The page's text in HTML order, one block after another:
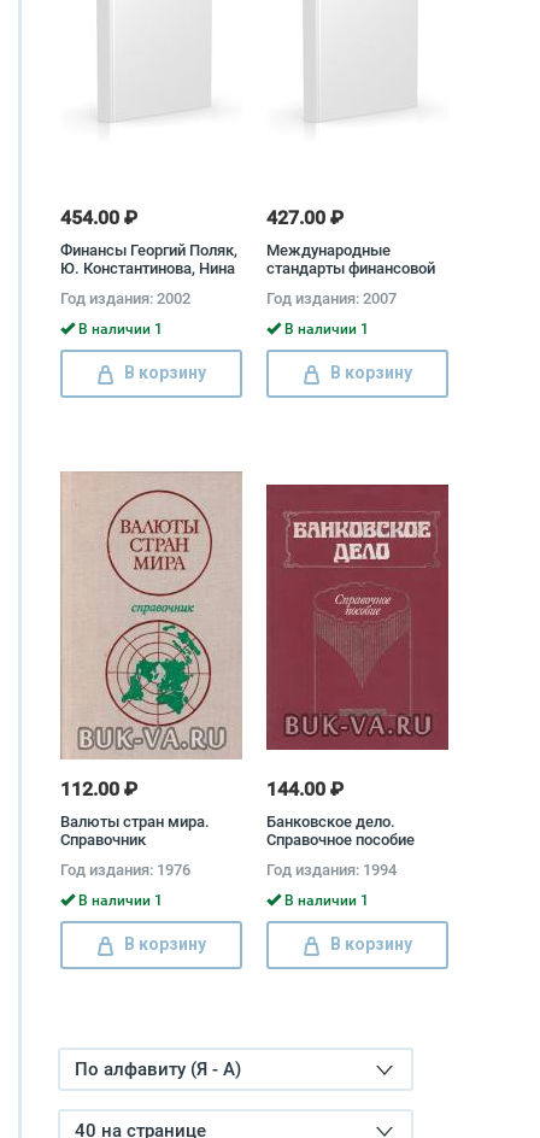
454.00 ₽
Финансы Георгий Поляк,
Ю. Константинова, Нина
Окунева, Людмила
Андросова, Владимир
Карчевский, Н. Верба, Е.
Погорелая, Татьяна
Башкатова, Людмила
Дробозина
Год издания: 2002
В наличии 1
В корзину
427.00 ₽
Международные
стандарты финансовой
Год издания: 2007
В наличии 1
В корзину
112.00 ₽
Валюты стран мира.
Справочник
Год издания: 1976
В наличии 1
В корзину
144.00 ₽
Банковское дело.
Справочное пособие
Трохова
Год издания: 1994
В наличии 1
В корзину
По алфавиту (Я - А)
40 на странице